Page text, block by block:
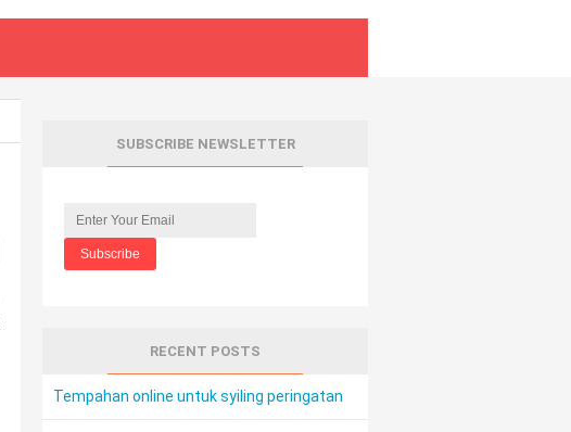
SUBSCRIBE NEWSLETTER
RECENT POSTS
Tempahan online untuk syiling peringatan